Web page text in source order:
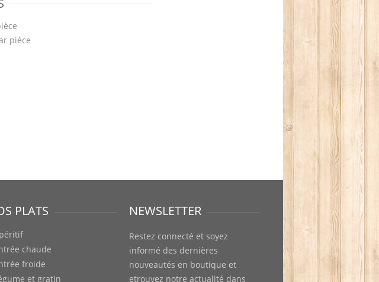
pièce
PLATS
chaude
froide
et gratin
NEWSLETTER
Restez connecté et soyez
informé des dernières
nouveautés en boutique et
etrouvez notre actualité dans